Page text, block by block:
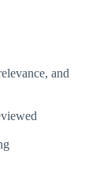
and